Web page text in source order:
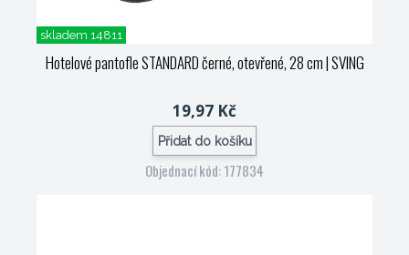
skladem 14811
Hotelové pantofle STANDARD černé, otevřené, 28 cm| SVING
19,97 Kč
Přidat do košíku
Objednací kód: 177834